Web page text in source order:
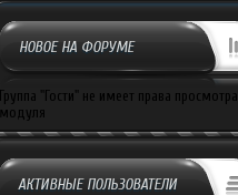
НОВОЕ НА ФОРУМЕ
Группа "Гости" не имеет права просмотра
модуля
АКТИВНЫЕ ПОЛЬЗОВАТЕЛИ